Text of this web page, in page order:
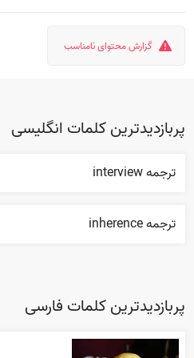
گزارش محتوای نامناسب
پربازدیدترین کلمات انگلیسی
ترجمه interview
ترجمه inherence
پربازدیدترین کلمات فارسی